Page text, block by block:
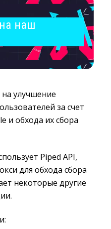
наш
улучшение
за счет
и обхода их сбора
Piped API,
для обхода сбора
некоторые другие